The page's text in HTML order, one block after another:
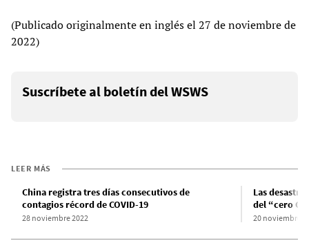
(Publicado originalmente en inglés el 27 de noviembre de
2022)
Suscríbete al boletín del WSWS
LEER MÁS
China registra tres días consecutivos de
contagios récord de COVID-19
28 noviembre 2022
Las
del “cero
20 noviembre